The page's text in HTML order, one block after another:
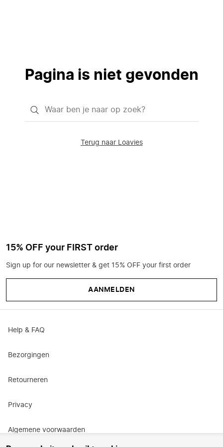
Pagina is niet gevonden
Waar
Terug naar Loavies
15% OFF your FIRST order
Sign up for our newsletter & get 15% OFF your first order
AANMELDEN
Help & FAQ
Bezorgingen
Retourneren
Privacy
Algemene voorwaarden